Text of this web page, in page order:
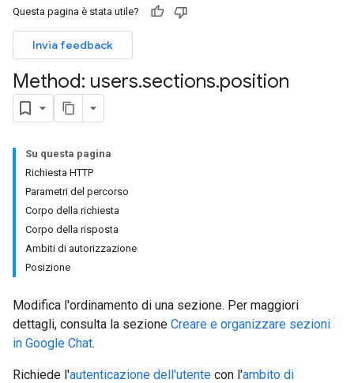
Questa pagina è stata utile?
Invia feedback
Method: users.sections.position
Su questa pagina
Richiesta HTTP
Parametri del percorso
Corpo della richiesta
Corpo della risposta
Ambiti di autorizzazione
Posizione
Modifica l'ordinamento di una sezione. Per maggiori
dettagli, consulta la sezione Creare e organizzare sezioni
in Google Chat.
Richiede l'autenticazione dell'utente con l'ambito di